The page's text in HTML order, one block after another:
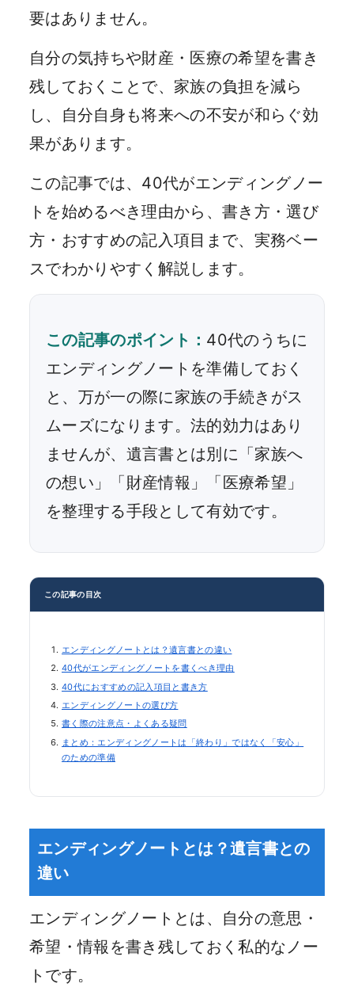
要はありません。
自分の気持ちや財産・医療の希望を書き
残しておくことで、家族の負担を減ら
し、自分自身も将来への不安が和らぐ効
果があります。
この記事では、40代がエンディングノー
トを始めるべき理由から、書き方・選び
方・おすすめの記入項目まで、実務ベー
スでわかりやすく解説します。
この記事のポイント： 40代のうちに
エンディングノートを準備しておく
と、万が一の際に家族の手続きがス
ムーズになります。法的効力はあり
ませんが、遺言書とは別に「家族へ
の想い」「財産情報」「医療希望」
を整理する手段として有効です。
この記事の目次
エンディングノートとは？遺言書との違い
40代がエンディングノートを書くべき理由
40代におすすめの記入項目と書き方
エンディングノートの選び方
書く際の注意点・よくある疑問
まとめ：エンディングノートは「終わり」ではなく「安心」
のための準備
エンディングノートとは？遺言書との
違い
エンディングノートとは、自分の意思・
希望・情報を書き残しておく私的なノー
トです。